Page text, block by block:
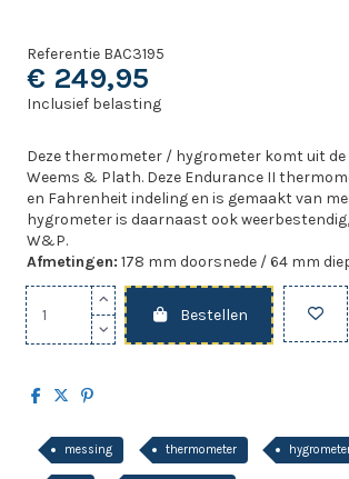
Referentie BAC3195
€ 249,95
Inclusief belasting
Deze thermometer / hygrometer komt uit
Weems & Plath. Deze Endurance II
en Fahrenheit indeling en is gemaakt van
hygrometer is daarnaast ook
W&P.
Afmetingen: 178 mm doorsnede / 64 mm
Bestellen
messing thermometer